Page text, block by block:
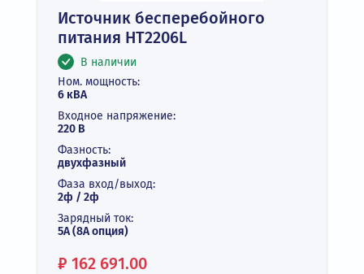
Источник бесперебойного
питания HT2206L
В наличии
Ном. мощность:
6 кВА
Входное напряжение:
220 В
Фазность:
двухфазный
Фаза вход/выход:
2ф / 2ф
Зарядный ток:
5A (8A опция)
Цена:
₽ 162 691.00